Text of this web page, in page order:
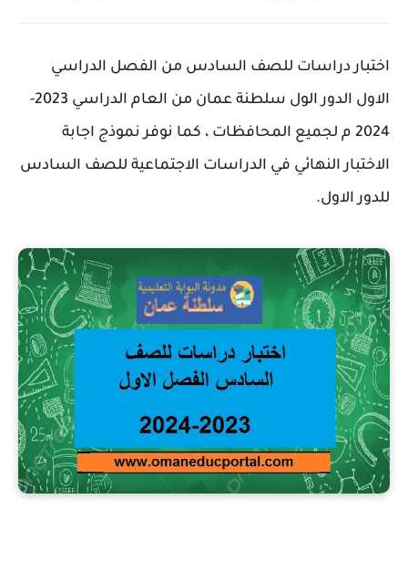
اختبار دراسات للصف السادس من الفصل الدراسي
الاول الدور الول سلطنة عمان من العام الدراسي 2023-
2024 م لجميع المحافظات ، كما نوفر نموذج اجابة
الاختبار النهائي في الدراسات الاجتماعية للصف السادس
للدور الاول.